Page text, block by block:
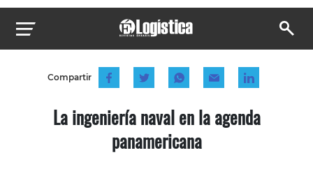
Compartir
La ingeniería naval en la agenda
panamericana